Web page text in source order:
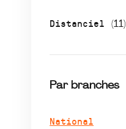
Distanciel (11)
Par branches
National